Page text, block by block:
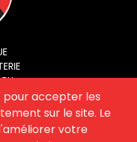
pour accepter les
sur le site. Le
votre